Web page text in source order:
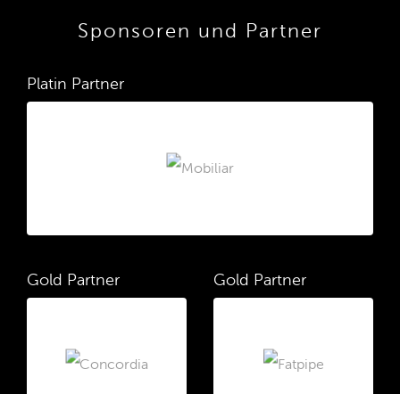
Sponsoren und Partner
Platin Partner
Gold Partner Gold Partner